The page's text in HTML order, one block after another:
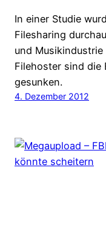
In einer Studie
Filesharing
und
Filehoster sind die
gesunken.
4. Dezember 2012